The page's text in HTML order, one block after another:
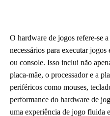
O hardware de jogos refere-se
necessários para executar
ou console. Isso inclui não
placa-mãe, o processador e a
periféricos como mouses,
performance do hardware de
uma experiência de jogo fluida